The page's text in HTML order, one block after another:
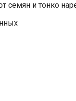
семян и тонко